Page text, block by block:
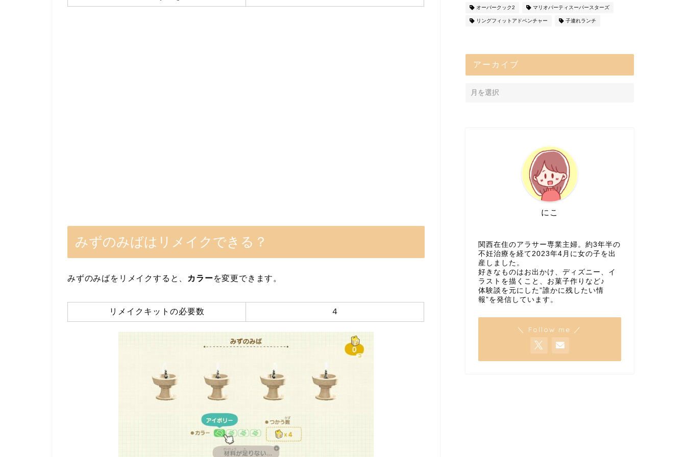
みずのみばはリメイクできる？
みずのみばをリメイクすると、 カラーを変更できます。
リメイクキットの必要数 ４
オーバークック2 マリオパーティスーパースターズ
リングフィットアドベンチャー 子連れランチ
アーカイブ
にこ
関西在住のアラサー専業主婦。約3年半の
不妊治療を経て2023年4月に女の子を出
産しました。
好きなものはお出かけ、ディズニー、イ
ラストを描くこと、お菓子作りなど♪
体験談を元にした”誰かに残したい情
報”を発信しています。
＼ Follow me ／